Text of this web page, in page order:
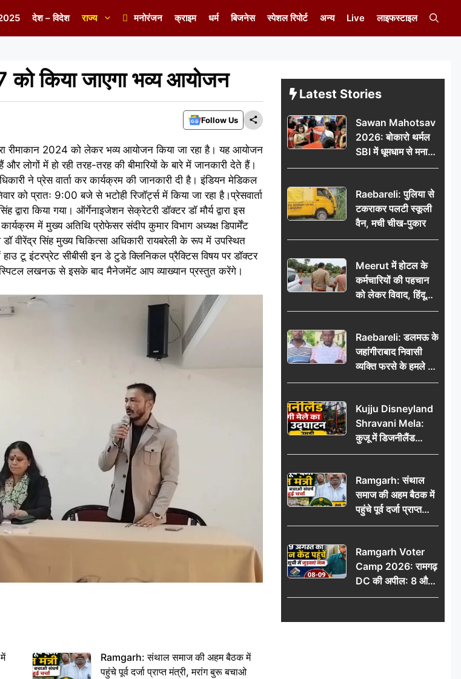
देश – विदेश राज्य मनोरंजन क्राइम धर्म बिजनेस स्पेशल रिपोर्ट अन्य Live लाइफस्टाइल
को किया जाएगा भव्य आयोजन
Follow Us
रीमाकान 2024 को लेकर भव्य आयोजन किया जा रहा है। यह आयोजन
लोगों में हो रही तरह-तरह की बीमारियों के बारे में जानकारी देते हैं।
ने प्रेस वार्ता कर कार्यक्रम की जानकारी दी है। इंडियन मेडिकल
को प्रातः 9:00 बजे से भटोही रिजॉर्ट्स में किया जा रहा है।प्रेसवार्ता
किया गया। ऑर्गेनाइजेशन सेक्रेटरी डॉक्टर डॉ मौर्य द्वारा इस
में मुख्य अतिथि प्रोफेसर संदीप कुमार विभाग अध्यक्ष डिपार्मेंट
वीरेंद्र सिंह मुख्य चिकित्सा अधिकारी रायबरेली के रूप में उपस्थित
टू इंटरप्रेट सीबीसी इन डे टुडे क्लिनिकल प्रैक्टिस विषय पर डॉक्टर
लखनऊ से इसके बाद मैनेजमेंट आप व्याख्यान प्रस्तुत करेंगे।
Ramgarh: संथाल समाज की अहम बैठक में
पहुंचे पूर्व दर्जा प्राप्त मंत्री, मरांग बुरू बचाओ
Latest Stories
Sawan Mahotsav
2026: बोकारो थर्मल
SBI में धूमधाम से मना
सावन महोत्सव
Raebareli: पुलिया से
टकराकर पलटी स्कूली
वैन, मची चीख-पुकार
Meerut में होटल के
कर्मचारियों की पहचान
को लेकर विवाद, हिंदू
सुरक्षा संगठन ने उठाए
की मांग
Raebareli: डलमऊ के
जहांगीराबाद निवासी
व्यक्ति फरसे के हमले में
घायल थाने में शिकायत
हजार’, रकम न देने पर
कार्रवाई ठंडी!
Kujju Disneyland
Shravani Mela:
कुजू में डिजनीलैंड
श्रावणी मेले का भव्य
की भीड़
Ramgarh: संथाल
समाज की अहम बैठक में
पहुंचे पूर्व दर्जा प्राप्त
मंत्री, मरांग बुरू बचाओ
Ramgarh Voter
Camp 2026: रामगढ़
DC की अपील: 8 और
9 अगस्त को मतदान
में जुड़वाएं नाम